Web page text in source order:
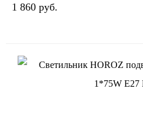
1 860 руб.